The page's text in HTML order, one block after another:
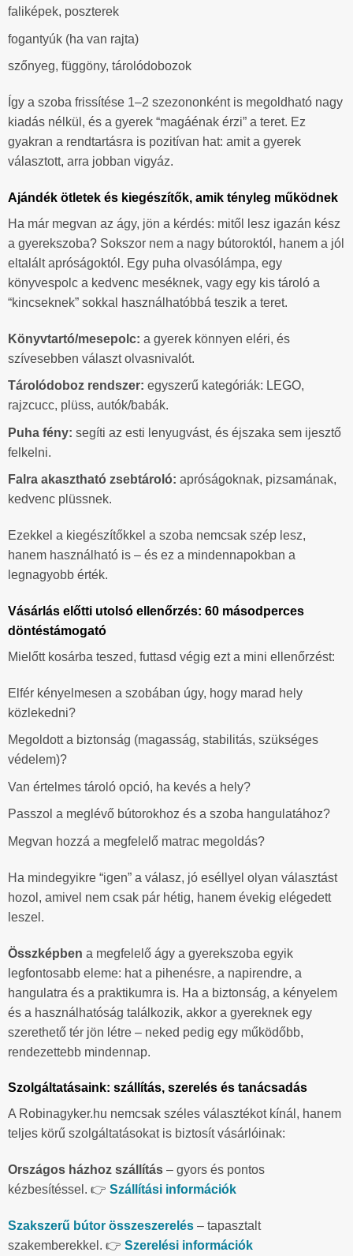
faliképek, poszterek
fogantyúk (ha van rajta)
szőnyeg, függöny, tárolódobozok
Így a szoba frissítése 1–2 szezononként is megoldható nagy
kiadás nélkül, és a gyerek “magáénak érzi” a teret. Ez
gyakran a rendtartásra is pozitívan hat: amit a gyerek
választott, arra jobban vigyáz.
Ajándék ötletek és kiegészítők, amik tényleg működnek
Ha már megvan az ágy, jön a kérdés: mitől lesz igazán kész
a gyerekszoba? Sokszor nem a nagy bútoroktól, hanem a jól
eltalált apróságoktól. Egy puha olvasólámpa, egy
könyvespolc a kedvenc meséknek, vagy egy kis tároló a
“kincseknek” sokkal használhatóbbá teszik a teret.
Könyvtartó/mesepolc: a gyerek könnyen eléri, és
szívesebben választ olvasnivalót.
Tárolódoboz rendszer: egyszerű kategóriák: LEGO,
rajzcucc, plüss, autók/babák.
Puha fény: segíti az esti lenyugvást, és éjszaka sem ijesztő
felkelni.
Falra akasztható zsebtároló: apróságoknak, pizsamának,
kedvenc plüssnek.
Ezekkel a kiegészítőkkel a szoba nemcsak szép lesz,
hanem használható is – és ez a mindennapokban a
legnagyobb érték.
Vásárlás előtti utolsó ellenőrzés: 60 másodperces
döntéstámogató
Mielőtt kosárba teszed, futtasd végig ezt a mini ellenőrzést:
Elfér kényelmesen a szobában úgy, hogy marad hely
közlekedni?
Megoldott a biztonság (magasság, stabilitás, szükséges
védelem)?
Van értelmes tároló opció, ha kevés a hely?
Passzol a meglévő bútorokhoz és a szoba hangulatához?
Megvan hozzá a megfelelő matrac megoldás?
Ha mindegyikre “igen” a válasz, jó eséllyel olyan választást
hozol, amivel nem csak pár hétig, hanem évekig elégedett
leszel.
Összképben a megfelelő ágy a gyerekszoba egyik
legfontosabb eleme: hat a pihenésre, a napirendre, a
hangulatra és a praktikumra is. Ha a biztonság, a kényelem
és a használhatóság találkozik, akkor a gyereknek egy
szerethető tér jön létre – neked pedig egy működőbb,
rendezettebb mindennap.
Szolgáltatásaink: szállítás, szerelés és tanácsadás
A Robinagyker.hu nemcsak széles választékot kínál, hanem
teljes körű szolgáltatásokat is biztosít vásárlóinak:
Országos házhoz szállítás – gyors és pontos
kézbesítéssel. 👉 Szállítási információk
Szakszerű bútor összeszerelés – tapasztalt
szakemberekkel. 👉 Szerelési információk